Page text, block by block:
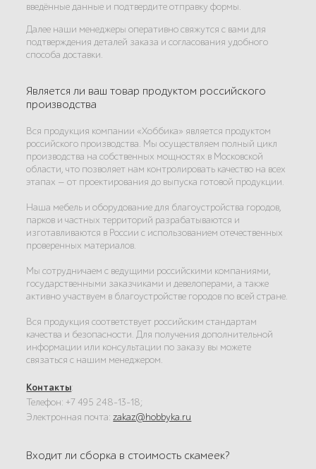
введённые данные и подтвердите отправку формы.
Далее наши менеджеры оперативно свяжутся с вами для
подтверждения деталей заказа и согласования удобного
способа доставки.
Является ли ваш товар продуктом российского
производства
Вся продукция компании «Хоббика» является продуктом
российского производства. Мы осуществляем полный цикл
производства на собственных мощностях в Московской
области, что позволяет нам контролировать качество на всех
этапах — от проектирования до выпуска готовой продукции.
Наша мебель и оборудование для благоустройства городов,
парков и частных территорий разрабатываются и
изготавливаются в России с использованием отечественных
проверенных материалов.
Мы сотрудничаем с ведущими российскими компаниями,
государственными заказчиками и девелоперами, а также
активно участвуем в благоустройстве городов по всей стране.
Вся продукция соответствует российским стандартам
качества и безопасности. Для получения дополнительной
информации или консультации по заказу вы можете
связаться с нашим менеджером.
Контакты:
Телефон: +7 495 248-13-18;
Электронная почта:zakaz@hobbyka.ru
Входит ли сборка в стоимость скамеек?